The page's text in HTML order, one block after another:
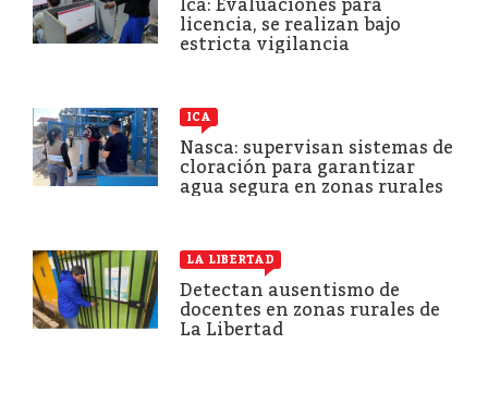
Ica: Evaluaciones para
licencia, se realizan bajo
estricta vigilancia
ICA
Nasca: supervisan sistemas de
cloración para garantizar
agua segura en zonas rurales
LA LIBERTAD
Detectan ausentismo de
docentes en zonas rurales de
La Libertad